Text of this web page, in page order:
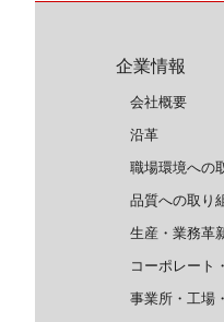
企業情報
会社概要
沿革
職場環境への
品質への取り
生産・業務革
コーポレート
事業所・工場